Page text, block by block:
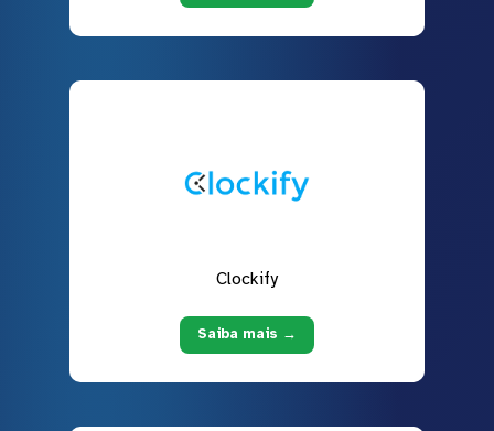
Clockify
Saiba mais →